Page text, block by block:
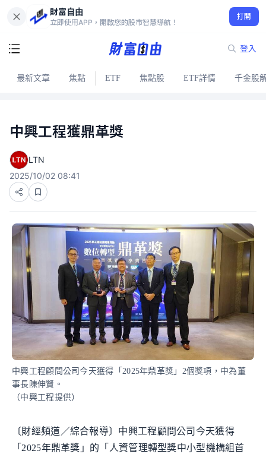
財富自由
立即使用APP，開啟您的股市智慧導航！
打開
登入
最新文章 焦點 ETF 焦點股 ETF詳情 千金股
中興工程獲鼎革獎
LTN
2025/10/02 08:41
中興工程顧問公司今天獲得「2025年鼎革獎」2個獎項，中為董
事長陳伸賢。
（中興工程提供）
〔財經頻道／綜合報導〕中興工程顧問公司今天獲得
「2025年鼎革獎」的「人資管理轉型獎中小型機構組首